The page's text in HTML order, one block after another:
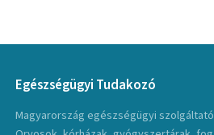
Egészségügyi Tudakozó
Magyarország egészségügyi